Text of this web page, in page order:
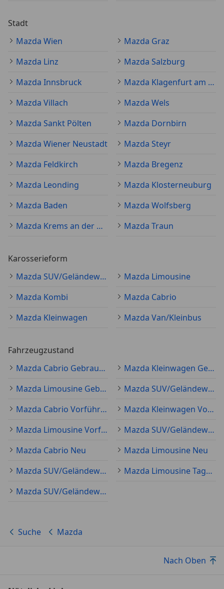
Stadt
Mazda Wien
Mazda Graz
Mazda Linz
Mazda Salzburg
Mazda Innsbruck
Mazda Klagenfurt am Wörthersee
Mazda Villach
Mazda Wels
Mazda Sankt Pölten
Mazda Dornbirn
Mazda Wiener Neustadt
Mazda Steyr
Mazda Feldkirch
Mazda Bregenz
Mazda Leonding
Mazda Klosterneuburg
Mazda Baden
Mazda Wolfsberg
Mazda Krems an der Donau
Mazda Traun
Karosserieform
Mazda SUV/Geländewagen/Pickup
Mazda Limousine
Mazda Kombi
Mazda Cabrio
Mazda Kleinwagen
Mazda Van/Kleinbus
Fahrzeugzustand
Mazda Cabrio Gebraucht
Mazda Kleinwagen Gebraucht
Mazda Limousine Gebraucht
Mazda SUV/Geländewagen/Pickup Gebraucht
Mazda Cabrio Vorführfahrzeug
Mazda Kleinwagen Vorführfahrzeug
Mazda Limousine Vorführfahrzeug
Mazda SUV/Geländewagen/Pickup Vorführfahrzeug
Mazda Cabrio Neu
Mazda Limousine Neu
Mazda SUV/Geländewagen/Pickup Neu
Mazda Limousine Tageszulassung
Mazda SUV/Geländewagen/Pickup Tageszulassung
Suche Mazda
Nach Oben